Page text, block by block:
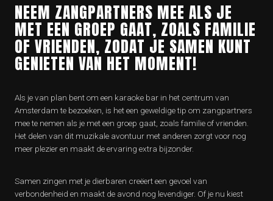
NEEM ZANGPARTNERS MEE ALS JE
MET EEN GROEP GAAT, ZOALS FAMILIE
OF VRIENDEN, ZODAT JE SAMEN KUNT
GENIETEN VAN HET MOMENT!
Als je van plan bent om een karaoke bar in het centrum van
Amsterdam te bezoeken, is het een geweldige tip om zangpartners
mee te nemen als je met een groep gaat, zoals familie of vrienden.
Het delen van dit muzikale avontuur met anderen zorgt voor nog
meer plezier en maakt de ervaring extra bijzonder.
Samen zingen met je dierbaren creëert een gevoel van
verbondenheid en maakt de avond nog levendiger. Of je nu kiest